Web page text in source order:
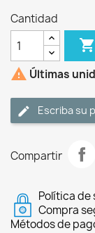
Cantidad

 Últimas
Escriba su
Compartir
Política
Compra
Métodos de